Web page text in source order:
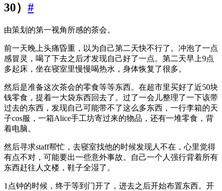
30） #
由策划的第一视角所感的茶会。
前一天晚上头痛昏重，以为自己第二天快不行了。冲泡了一点
感冒灵，喝了下去之后才发现自己好了一点。第二天早上9点
多起床，坐在寝室里慢慢喝热水，身体恢复了很多。
然后是准备这次茶会的零食等等东西。在超市里买好了近50块
钱零食，提着一大袋东西回去了。过了一会儿整理了一下该带
过去的东西，发现自己可能带不了这么多东西，一行李箱的天
子cos服，一箱Alice手工坊寄过来的物品，还有一堆零食，背
着电脑。
然后寻求staff帮忙，去寝室找他的时候发现人不在，心里觉得
有点不对，可能要出一些意外事故。自己一个人强行背着所有
东西赶往人文楼，鞋子全湿了。
1点钟的时候，终于等到门开了，进去之后开始布置东西。开